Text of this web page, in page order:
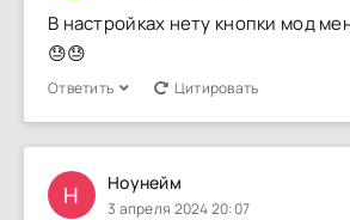
В настройках нету кнопки мод
😓😓
Ответить Цитировать
Н Ноунейм
3 апреля 2024 20:07